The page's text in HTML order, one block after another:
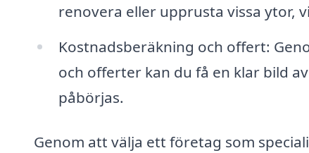
renovera eller upprusta vissa ytor,
Kostnadsberäkning och offert:
och offerter kan du få en klar bild
påbörjas.
Genom att välja ett företag som